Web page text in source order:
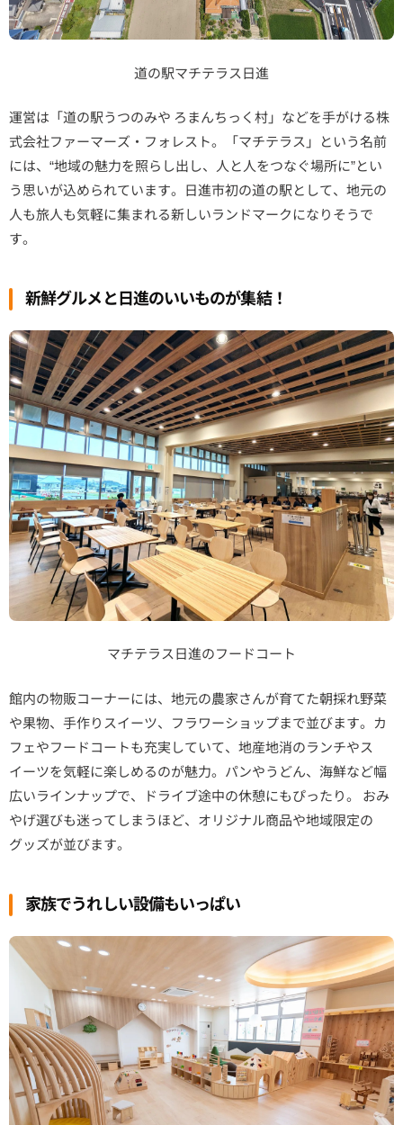
道の駅マチテラス日進
運営は「道の駅うつのみや ろまんちっく村」などを手がける株
式会社ファーマーズ・フォレスト。「マチテラス」という名前
には、“地域の魅力を照らし出し、人と人をつなぐ場所に”とい
う思いが込められています。日進市初の道の駅として、地元の
人も旅人も気軽に集まれる新しいランドマークになりそうで
す。
新鮮グルメと日進のいいものが集結！
マチテラス日進のフードコート
館内の物販コーナーには、地元の農家さんが育てた朝採れ野菜
や果物、手作りスイーツ、フラワーショップまで並びます。カ
フェやフードコートも充実していて、地産地消のランチやス
イーツを気軽に楽しめるのが魅力。パンやうどん、海鮮など幅
広いラインナップで、ドライブ途中の休憩にもぴったり。 おみ
やげ選びも迷ってしまうほど、オリジナル商品や地域限定の
グッズが並びます。
家族でうれしい設備もいっぱい